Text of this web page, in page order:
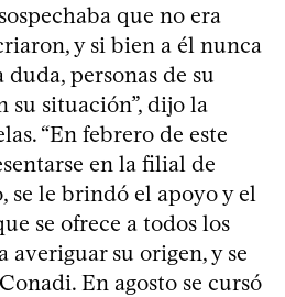
que no era
y si bien a él nunca
personas de su
su situación”, dijo la
“En febrero de este
en la filial de
se le brindó el apoyo y el
se ofrece a todos los
averiguar su origen, y se
En agosto se cursó